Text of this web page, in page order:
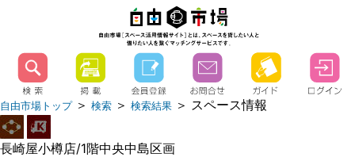
自由市場トップ＞ 検索 ＞ 検索結果 ＞ スペース情報
長崎屋小樽店/1階中央中島区画